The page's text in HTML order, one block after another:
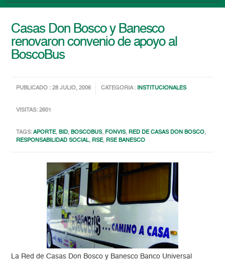
Casas Don Bosco y Banesco
renovaron convenio de apoyo al
BoscoBus
PUBLICADO : 28 JULIO, 2006 CATEGORIA : INSTITUCIONALES
VISITAS: 2601
TAGS:APORTE,BID,BOSCOBUS, FONVIS, RED DE CASAS DON BOSCO,
RESPONSABILIDAD SOCIAL, RSE, RSE BANESCO
La Red de Casas Don Bosco y Banesco Banco Universal